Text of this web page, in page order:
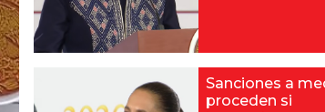
Sanciones a
proceden si